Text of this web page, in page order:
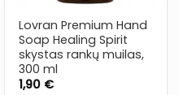
Lovran Premium Hand
Soap Healing Spirit
skystas rankų muilas,
300 ml
1,90 €